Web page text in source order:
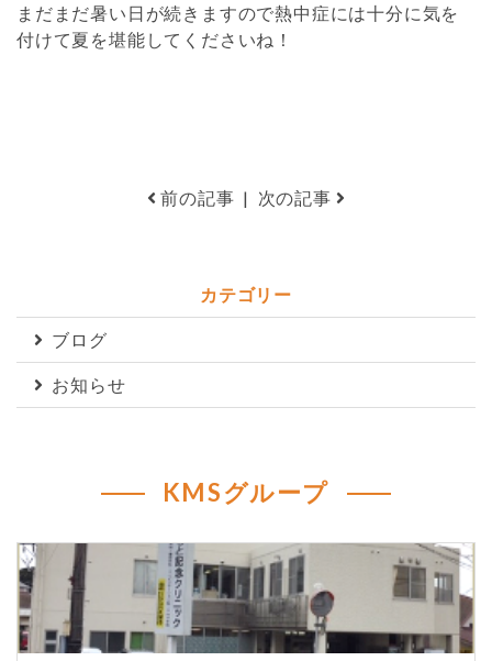
まだまだ暑い日が続きますので熱中症には十分に気を
付けて夏を堪能してくださいね！
前の記事 | 次の記事
カテゴリー
ブログ
お知らせ
KMSグループ